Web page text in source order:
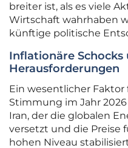
breiter ist, als es viele
Wirtschaft wahrhaben
künftige politische
Inflationäre
Herausforderungen
Ein wesentlicher
Stimmung im Jahr
Iran, der die globalen
versetzt und die Preise
hohen Niveau